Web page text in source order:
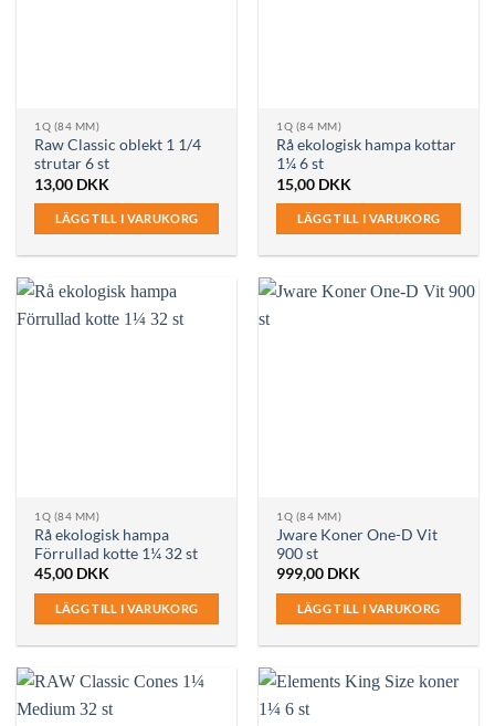
1Q (84 MM)
Raw Classic oblekt 1 1/4
strutar 6 st
13,00 DKK
LÄGG TILL I VARUKORG
1Q (84 MM)
Rå ekologisk hampa kottar
1¼ 6 st
15,00 DKK
LÄGG TILL I VARUKORG
1Q (84 MM)
Rå ekologisk hampa
Förrullad kotte 1¼ 32 st
45,00 DKK
LÄGG TILL I VARUKORG
1Q (84 MM)
Jware Koner One-D Vit
900 st
999,00 DKK
LÄGG TILL I VARUKORG